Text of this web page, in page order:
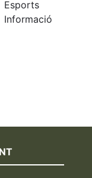
Esports
Informació